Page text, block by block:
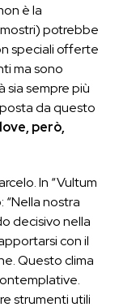
è la
potrebbe
speciali offerte
ma sono
sia sempre più
da questo
però,
In “Vultum
“Nella nostra
decisivo nella
con il
Questo clima
strumenti utili